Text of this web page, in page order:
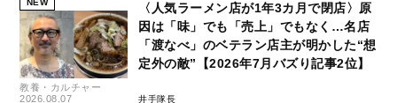
NEW
教養・カルチャー
2026.08.07
〈人気ラーメン店が1年3カ月で閉店〉原
因は「味」でも「売上」でもなく…名店
「渡なべ」のベテラン店主が明かした“想
定外の敵”【2026年7月バズり記事2位】
井手隊長